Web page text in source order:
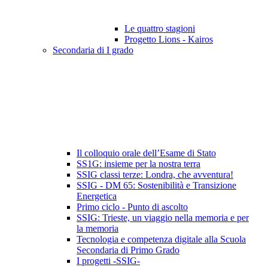
Le quattro stagioni
Progetto Lions - Kairos
Secondaria di I grado
Il colloquio orale dell’Esame di Stato
SS1G: insieme per la nostra terra
SSIG classi terze: Londra, che avventura!
SSIG - DM 65: Sostenibilità e Transizione
Energetica
Primo ciclo - Punto di ascolto
SSIG: Trieste, un viaggio nella memoria e per
la memoria
Tecnologia e competenza digitale alla Scuola
Secondaria di Primo Grado
I progetti -SSIG-